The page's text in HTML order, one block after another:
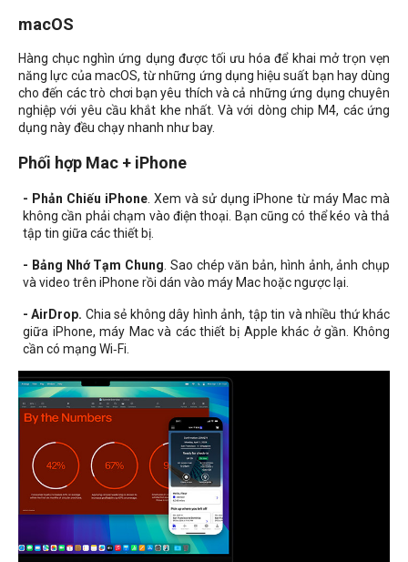
macOS
Hàng chục nghìn ứng dụng được tối ưu hóa để khai mở trọn vẹn
năng lực của macOS, từ những ứng dụng hiệu suất bạn hay dùng
cho đến các trò chơi bạn yêu thích và cả những ứng dụng chuyên
nghiệp với yêu cầu khắt khe nhất. Và với dòng chip M4, các ứng
dụng này đều chạy nhanh như bay.
Phối hợp Mac + iPhone
- Phản Chiếu iPhone . Xem và sử dụng iPhone từ máy Mac mà
không cần phải chạm vào điện thoại. Bạn cũng có thể kéo và thả
tập tin giữa các thiết bị.
- Bảng Nhớ Tạm Chung . Sao chép văn bản, hình ảnh, ảnh chụp
và video trên iPhone rồi dán vào máy Mac hoặc ngược lại.
- AirDrop. Chia sẻ không dây hình ảnh, tập tin và nhiều thứ khác
giữa iPhone, máy Mac và các thiết bị Apple khác ở gần. Không
cần có mạng Wi‑Fi.